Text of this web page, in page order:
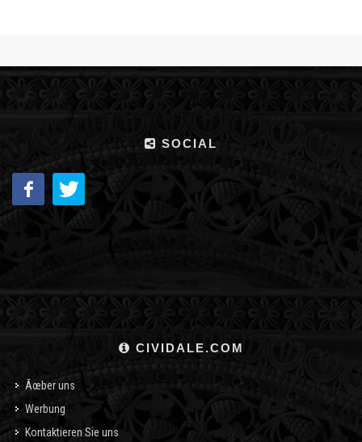
SOCIAL
CIVIDALE.COM
Ãœber uns
Werbung
Kontaktieren Sie uns